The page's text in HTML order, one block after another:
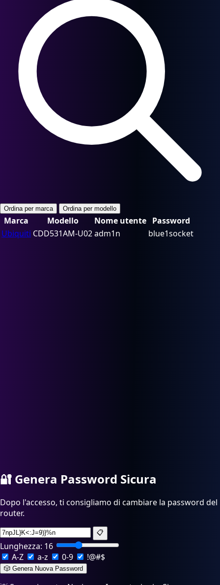
Ordina per marca Ordina per modello
Marca Modello Nome utente Password
Ubiquiti CDD531AM-U02adm1n blue1socket
🔐 Genera Password Sicura
Dopo l'accesso, ti consigliamo di cambiare la password del
router.
📋
Lunghezza: 16
A-Z
a-z 0-9 !@#$
🎲 Genera Nuova Password